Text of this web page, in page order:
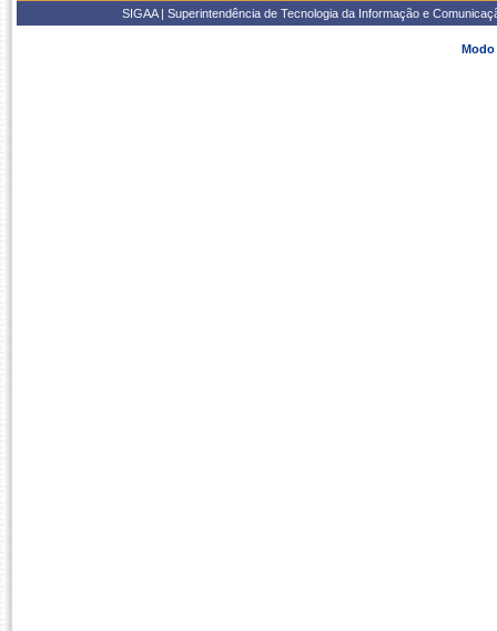
SIGAA | Superintendência de Tecnologia da Informação e
Modo